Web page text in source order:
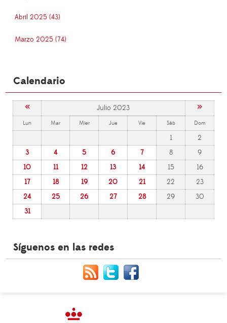
Abril 2025 (43)
Marzo 2025 (74)
Calendario
« Julio 2023 »
Lun Mar Mier Jue Vie Sáb Dom
1
2
3
4 5 6 7 8
9
10
11 12 13 14 15
16
17
18 19 20 21 22
23
24
25 26 27 28 29
30
31
Síguenos en las redes